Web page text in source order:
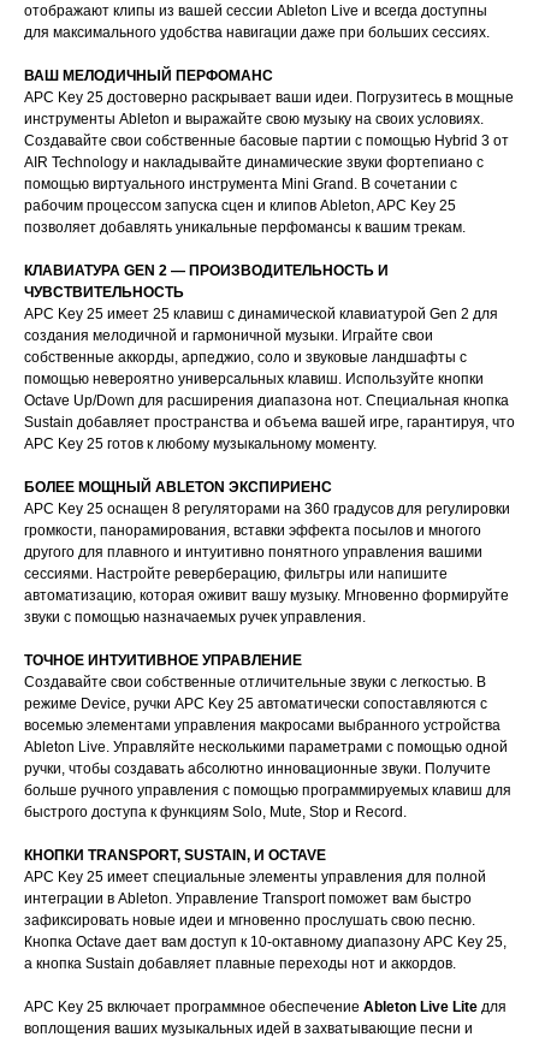
отображают клипы из вашей сессии Ableton Live и всегда доступны
для максимального удобства навигации даже при больших сессиях.
ВАШ МЕЛОДИЧНЫЙ ПЕРФОМАНС
APC Key 25 достоверно раскрывает ваши идеи. Погрузитесь в мощные
инструменты Ableton и выражайте свою музыку на своих условиях.
Создавайте свои собственные басовые партии с помощью Hybrid 3 от
AIR Technology и накладывайте динамические звуки фортепиано с
помощью виртуального инструмента Mini Grand. В сочетании с
рабочим процессом запуска сцен и клипов Ableton, APC Key 25
позволяет добавлять уникальные перфомансы к вашим трекам.
КЛАВИАТУРА GEN 2 — ПРОИЗВОДИТЕЛЬНОСТЬ И
ЧУВСТВИТЕЛЬНОСТЬ
APC Key 25 имеет 25 клавиш с динамической клавиатурой Gen 2 для
создания мелодичной и гармоничной музыки. Играйте свои
собственные аккорды, арпеджио, соло и звуковые ландшафты с
помощью невероятно универсальных клавиш. Используйте кнопки
Octave Up/Down для расширения диапазона нот. Специальная кнопка
Sustain добавляет пространства и объема вашей игре, гарантируя, что
APC Key 25 готов к любому музыкальному моменту.
БОЛЕЕ МОЩНЫЙ ABLETON ЭКСПИРИЕНС
APC Key 25 оснащен 8 регуляторами на 360 градусов для регулировки
громкости, панорамирования, вставки эффекта посылов и многого
другого для плавного и интуитивно понятного управления вашими
сессиями. Настройте реверберацию, фильтры или напишите
автоматизацию, которая оживит вашу музыку. Мгновенно формируйте
звуки с помощью назначаемых ручек управления.
ТОЧНОЕ ИНТУИТИВНОЕ УПРАВЛЕНИЕ
Создавайте свои собственные отличительные звуки с легкостью. В
режиме Device, ручки APC Key 25 автоматически сопоставляются с
восемью элементами управления макросами выбранного устройства
Ableton Live. Управляйте несколькими параметрами с помощью одной
ручки, чтобы создавать абсолютно инновационные звуки. Получите
больше ручного управления с помощью программируемых клавиш для
быстрого доступа к функциям Solo, Mute, Stop и Record.
КНОПКИ TRANSPORT, SUSTAIN, И OCTAVE
APC Key 25 имеет специальные элементы управления для полной
интеграции в Ableton. Управление Transport поможет вам быстро
зафиксировать новые идеи и мгновенно прослушать свою песню.
Кнопка Octave дает вам доступ к 10-октавному диапазону APC Key 25,
а кнопка Sustain добавляет плавные переходы нот и аккордов.
APC Key 25 включает программное обеспечение Ableton Live Lite для
воплощения ваших музыкальных идей в захватывающие песни и